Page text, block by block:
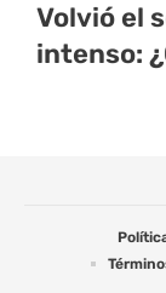
Volvió el
intenso: